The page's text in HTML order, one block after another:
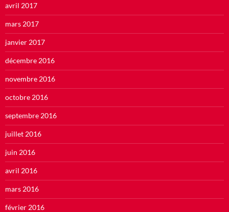
avril 2017
mars 2017
janvier 2017
décembre 2016
novembre 2016
octobre 2016
septembre 2016
juillet 2016
juin 2016
avril 2016
mars 2016
février 2016